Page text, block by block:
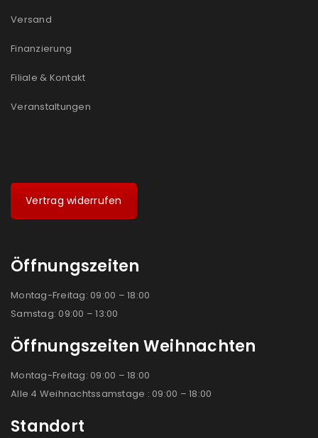
Versand
Finanzierung
Filiale & Kontakt
Veranstaltungen
Vertrag widerrufen
Öffnungszeiten
Montag-Freitag: 09:00 – 18:00
Samstag: 09:00 – 13:00
Öffnungszeiten Weihnachten
Montag-Freitag: 09:00 – 18:00
Alle 4 Weihnachtssamstage : 09:00 – 18:00
Standort